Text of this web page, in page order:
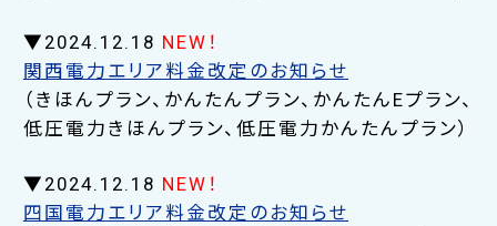
▼2024.12.18 NEW！
関西電力エリア料金改定のお知らせ
（きほんプラン、かんたんプラン、かんたんEプラン、
低圧電力きほんプラン、低圧電力かんたんプラン）
▼2024.12.18 NEW！
四国電力エリア料金改定のお知らせ